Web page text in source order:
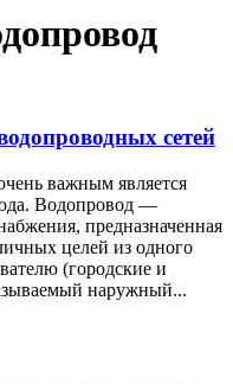
сетей
важным является
Водопровод —
предназначенная
целей из одного
(городские и
наружный...